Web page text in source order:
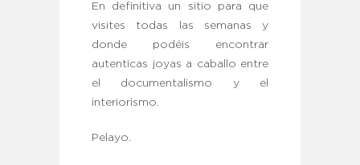
En definitiva un sitio para que
visites todas las semanas y
donde podéis encontrar
autenticas joyas a caballo entre
el documentalismo y el
interiorismo.
Pelayo.